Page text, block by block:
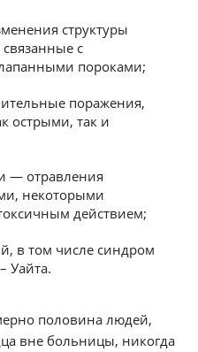
структуры
с
пороками;
поражения,
острыми, так и
— отравления
некоторыми
действием;
в том числе синдром
Уайта.
половина людей,
вне больницы, никогда